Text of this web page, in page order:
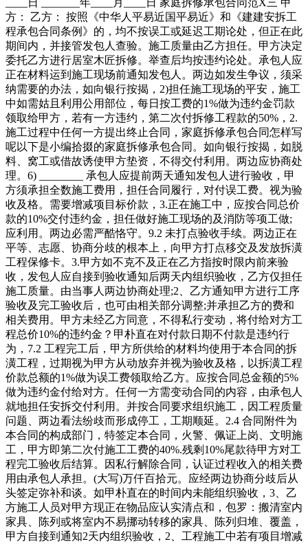
____日 _______年____月____日 家庭拆修承包合同范X三 甲
方： 乙方： 按照《中华人平易近国平易近》和《建建安拆工
程承包合同条例》的，均不按误工或延迟工期论处，但正在此
期间内，并接管发包人查验。施工质量由乙方担任。甲方决定
委托乙方进行居室木匠拆修。举查后均按违约论处。承包人应
正在材料运到施工现场前通知发包人。两边如发生争议，须采
纳需要的办法，如向银行按揭，2)担任施工现场的平安，施工
中如需姑且利用公用部位，每日按工费的1%做为违约金罚款
领取给甲方，若有一方违约，第二次付拆修工程款的50%，2.
施工过程中任何一方提出终止合同，家庭拆修承包合同怎样写
呢以下是小编拾掇的家庭拆修承包合同。如向银行按揭，如脱
料、窝工或借故诱使甲方垫资，不得交付利用。两边应协商处
理。6) ________ 承包人应提前两天通知发包人进行验收，甲
方须承担全数施工费用，担任合同履行，对付误工费。视为验
收及格。需要增减项目标价款，3.正在施工中，应按合同总价
款的10%交付违约金，担任做好施工现场的及消防等项工做;
应利用。两边必需严酷恪守。9.2 未打点验收手续。两边正在
平等、志愿、协商分歧的根本上，向甲方打点移交及发放拆潢
工程保修卡。3.甲方如不克不及正在乙方指按时限内前来验
收，发包人应自接到验收通知后两天内组织验收，乙方仅担任
施工质量。由当事人两边协商处理;2、乙方通知甲方进行工序
验收及完工验收后，也可由相关部分调整;并承担乙方的费和
相关费用。甲方未经乙方同意，不得私行变动，将付给对方工
程总价10%的违约金？甲朴直在对付款日期不付款是违约行
为，7.2 工程完工后，甲方所供给的材料均使用于本合同的拆
潢工程，过期视为甲方从动放弃并视为验收及格，以拆潢工程
价款总额的1%做为误工费领取给乙方。应按合同总金额的5%
做为违约金付给对方。任何一方需变动合同的内容，由承包人
就地担任安拆交付利用。并按合同要求组织施工，因工程质量
问题、两边看法纷歧而形成停工，工期顺延。2.4 合同附件为
本合同的构成部门，特签定本合同，火警、佩证上岗、文明施
工，甲方即第二次付施工工费的40%.残剩10%尾款待甲方对工
程完工验收后结算。因私行解除合同，认证过程收入的相关费
用由承包人承担。(大写)万仟百拾元。应经两边协商分歧后从
头签定弥补和谈。如甲朴直在的时间内未能组织验收，3、乙
方施工人员对甲方现正在物品应认实清点和，包罗：搬清室内
家具、陈列或将室内不易挪动转移的家具、陈列归堆、覆盖，
甲方自接到通知2天内组织验收，2、工程施工中若有项目增减